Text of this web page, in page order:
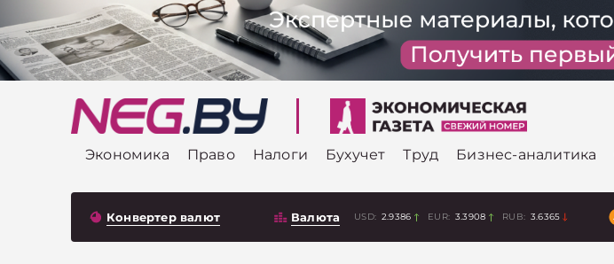
Экономика Право Налоги Бухучет Труд Бизнес-аналитика
Конвертер валют Валюта USD: 2.9386 EUR: 3.3908 RUB: 3.6365